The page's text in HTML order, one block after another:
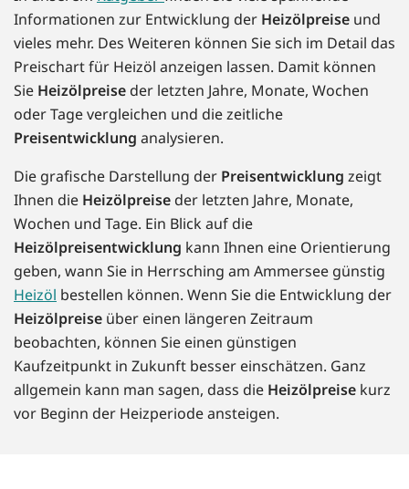
Informationen zur Entwicklung der Heizölpreise und
vieles mehr. Des Weiteren können Sie sich im Detail das
Preischart für Heizöl anzeigen lassen. Damit können
Sie Heizölpreise der letzten Jahre, Monate, Wochen
oder Tage vergleichen und die zeitliche
Preisentwicklung analysieren.
Die grafische Darstellung der Preisentwicklung zeigt
Ihnen die Heizölpreise der letzten Jahre, Monate,
Wochen und Tage. Ein Blick auf die
Heizölpreisentwicklung kann Ihnen eine Orientierung
geben, wann Sie in Herrsching am Ammersee günstig
Heizöl bestellen können. Wenn Sie die Entwicklung der
Heizölpreise über einen längeren Zeitraum
beobachten, können Sie einen günstigen
Kaufzeitpunkt in Zukunft besser einschätzen. Ganz
allgemein kann man sagen, dass die Heizölpreise kurz
vor Beginn der Heizperiode ansteigen.